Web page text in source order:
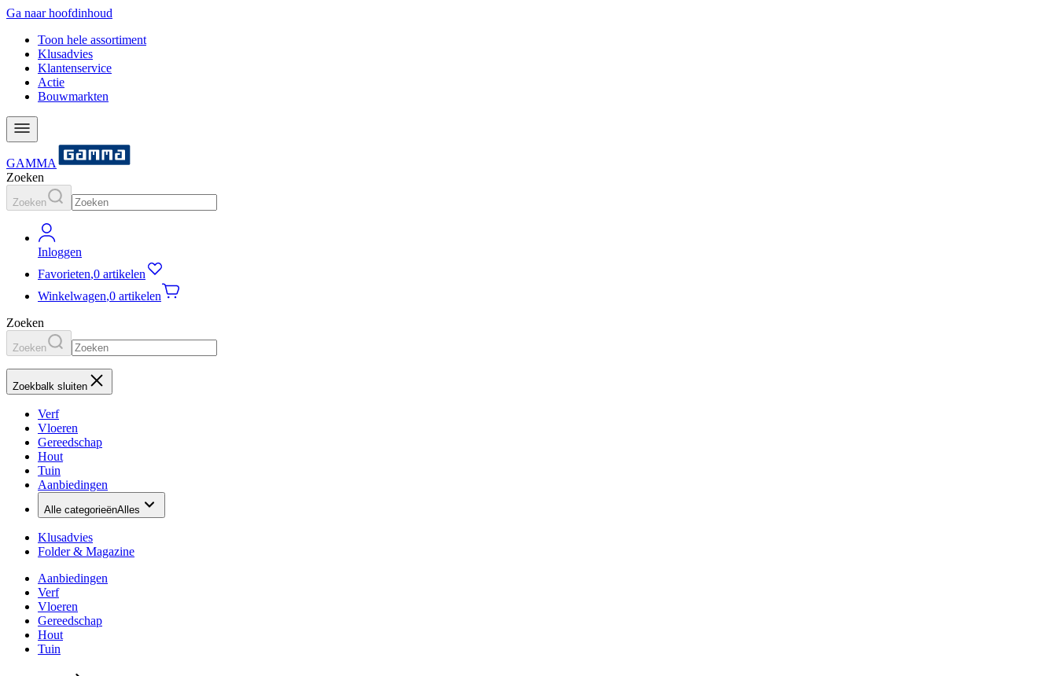
Ga naar hoofdinhoud
Toon hele assortiment
Klusadvies
Klantenservice
Actie
Bouwmarkten
GAMMA
Zoeken
Zoeken
Inloggen
Favorieten,0 artikelen
Winkelwagen,0 artikelen
Zoeken
Zoeken
Zoekbalk sluiten
Verf
Vloeren
Gereedschap
Hout
Tuin
Aanbiedingen
Alle categorieënAlles
Klusadvies
Folder & Magazine
Aanbiedingen
Verf
Vloeren
Gereedschap
Hout
Tuin